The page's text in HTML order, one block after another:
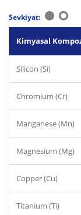
Sevkiyat:
Kimyasal
Silicon (Si)
Chromium (Cr)
Manganese (Mn)
Magnesium (Mg)
Copper (Cu)
Titanium (Ti)